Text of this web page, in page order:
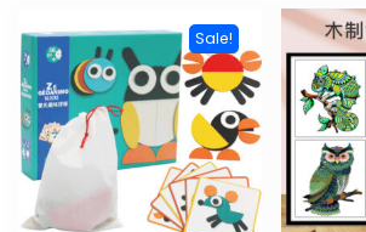
Sale!